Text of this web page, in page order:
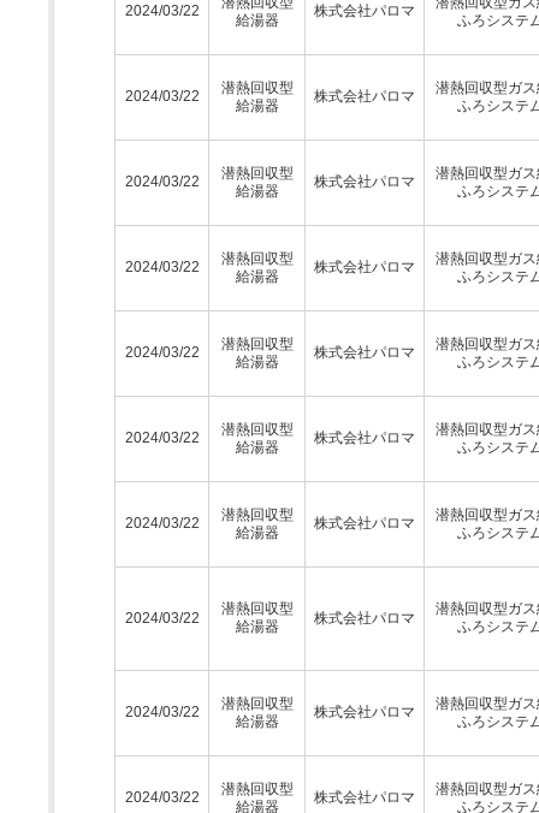
2024/03/22
給湯器
株式会社パロマ
ふろシステ
2024/03/22
潜熱回収型
給湯器
株式会社パロマ
潜熱回収型ガ
ふろシステ
2024/03/22
潜熱回収型
給湯器
株式会社パロマ
潜熱回収型ガ
ふろシステ
2024/03/22
潜熱回収型
給湯器
株式会社パロマ
潜熱回収型ガ
ふろシステ
2024/03/22
潜熱回収型
給湯器
株式会社パロマ
潜熱回収型ガ
ふろシステ
2024/03/22
潜熱回収型
給湯器
株式会社パロマ
潜熱回収型ガ
ふろシステ
2024/03/22
潜熱回収型
給湯器
株式会社パロマ
潜熱回収型ガ
ふろシステ
2024/03/22
潜熱回収型
給湯器
株式会社パロマ
潜熱回収型ガ
ふろシステ
2024/03/22
潜熱回収型
給湯器
株式会社パロマ
潜熱回収型ガ
ふろシステ
2024/03/22
潜熱回収型
給湯器
株式会社パロマ
潜熱回収型ガ
ふろシステ